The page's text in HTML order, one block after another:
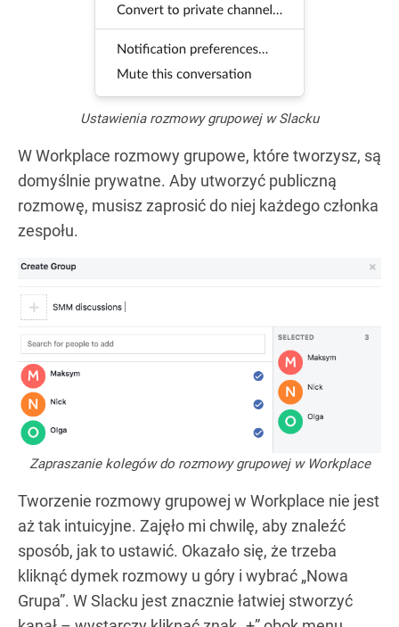
Ustawienia rozmowy grupowej w Slacku
W Workplace rozmowy grupowe, które tworzysz, są
domyślnie prywatne. Aby utworzyć publiczną
rozmowę, musisz zaprosić do niej każdego członka
zespołu.
Zapraszanie kolegów do rozmowy grupowej w Workplace
Tworzenie rozmowy grupowej w Workplace nie jest
aż tak intuicyjne. Zajęło mi chwilę, aby znaleźć
sposób, jak to ustawić. Okazało się, że trzeba
kliknąć dymek rozmowy u góry i wybrać „Nowa
Grupa”. W Slacku jest znacznie łatwiej stworzyć